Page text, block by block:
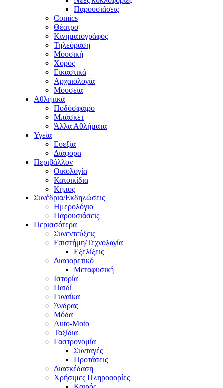
Παρουσιάσεις
Comics
Θέατρο
Κινηματογράφος
Τηλεόραση
Μουσική
Χορός
Εικαστικά
Αρχαιολογία
Μουσεία
Αθλητικά
Ποδόσφαιρο
Μπάσκετ
Άλλα Αθλήματα
Υγεία
Ευεξία
Διάφορα
Περιβάλλον
Οικολογία
Κατοικίδια
Κήπος
Συνέδρια/Εκδηλώσεις
Ημερολόγιο
Παρουσιάσεις
Περισσότερα
Συνεντεύξεις
Επιστήμη/Τεχνολογία
Εξελίξεις
Διαφορετικό
Μεταφυσική
Ιστορία
Παιδί
Γυναίκα
Άνδρας
Μόδα
Auto-Moto
Ταξίδια
Γαστρονομία
Συνταγές
Προτάσεις
Διασκέδαση
Χρήσιμες Πληροφορίες
Καιρός